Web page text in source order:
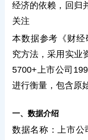
经济的依赖，回归
关注
本数据参考《财
究方法，采用实业
5700+上市公司
进行衡量，包含原
一、数据介绍
数据名称：上市公